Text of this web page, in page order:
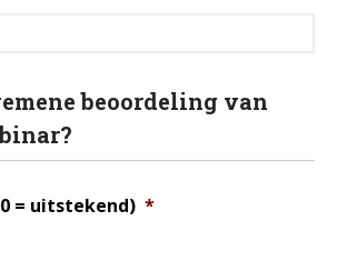
Contactformulier
Algemene Voorwaarden
beoordeling van
= uitstekend) *